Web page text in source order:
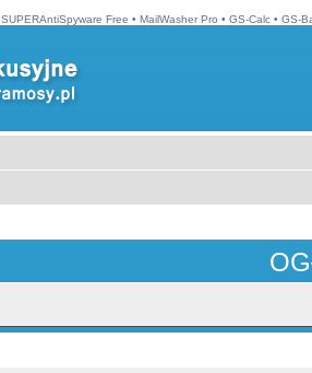
SUPERAntiSpyware Free • MailWasher Pro • GS-Calc • GS-